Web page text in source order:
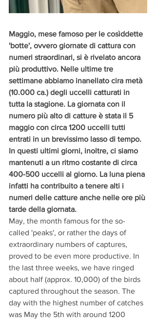
Maggio, mese famoso per le cosìddette
'botte', ovvero giornate di cattura con
numeri straordinari, si è rivelato ancora
più produttivo. Nelle ultime tre
settimane abbiamo inanellato cira metà
(10.000 ca.) degli uccelli catturati in
tutta la stagione. La giornata con il
numero più alto di catture è stata il 5
maggio con circa 1200 uccelli tutti
entrati in un brevissimo lasso di tempo.
In questi ultimi giorni, inoltre, ci siamo
mantenuti a un ritmo costante di circa
400-500 uccelli al giorno. La luna piena
infatti ha contribuito a tenere alti i
numeri delle catture anche nelle ore più
tarde della giornata.
May, the month famous for the so-
called 'peaks', or rather the days of
extraordinary numbers of captures,
proved to be even more productive. In
the last three weeks, we have ringed
about half (approx. 10,000) of the birds
captured throughout the season. The
day with the highest number of catches
was May the 5th with around 1200